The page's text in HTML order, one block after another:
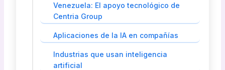
Venezuela: El apoyo tecnológico de
Centria Group
Aplicaciones de la IA en compañías
Industrias que usan inteligencia
artificial